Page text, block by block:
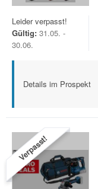
Leider verpasst!
Gültig: 31.05. -
30.06.
Details im Prospekt
Verpasst!